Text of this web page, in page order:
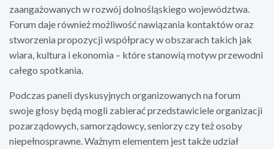
zaangażowanych w rozwój dolnośląskiego województwa.
Forum daje również możliwość nawiązania kontaktów oraz
stworzenia propozycji współpracy w obszarach takich jak
wiara, kultura i ekonomia – które stanowią motyw przewodni
całego spotkania.
Podczas paneli dyskusyjnych organizowanych na forum
swoje głosy będą mogli zabierać przedstawiciele organizacji
pozarządowych, samorządowcy, seniorzy czy też osoby
niepełnosprawne. Ważnym elementem jest także udział